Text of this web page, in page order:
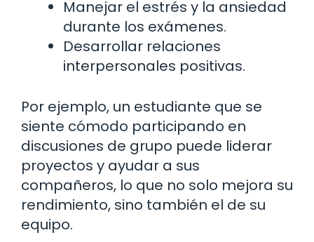
Manejar el estrés y la ansiedad
durante los exámenes.
Desarrollar relaciones
interpersonales positivas.
Por ejemplo, un estudiante que se
siente cómodo participando en
discusiones de grupo puede liderar
proyectos y ayudar a sus
compañeros, lo que no solo mejora su
rendimiento, sino también el de su
equipo.